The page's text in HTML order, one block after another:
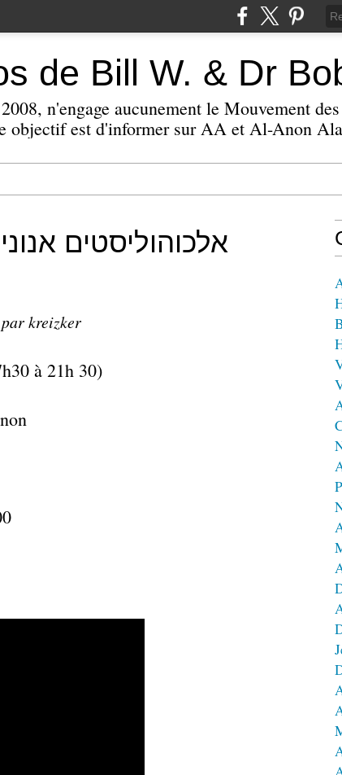
de Bill W. & Dr
n'engage aucunement le Mouvement
objectif est d'informer sur AA et Al-Anon
par kreizker
à 21h 30)